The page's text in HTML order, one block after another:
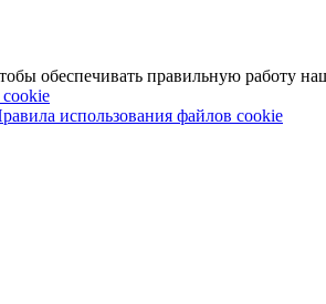
обеспечивать правильную работу
использования файлов cookie